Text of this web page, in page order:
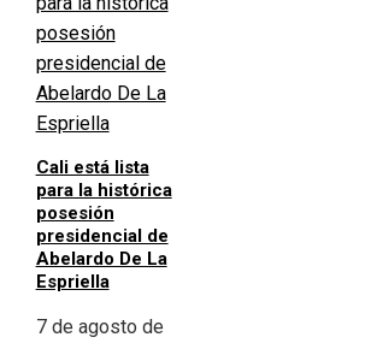
Cali está lista
para la histórica
posesión
presidencial de
Abelardo De La
Espriella
7 de agosto de